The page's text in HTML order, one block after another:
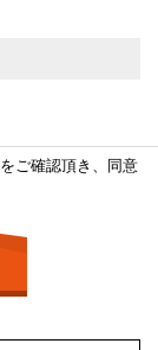
をご確認頂き、同意